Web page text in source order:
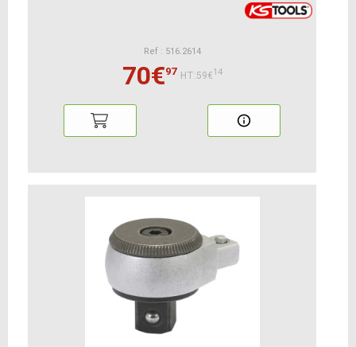
Ref : 516.2614
70€97 HT:59€14